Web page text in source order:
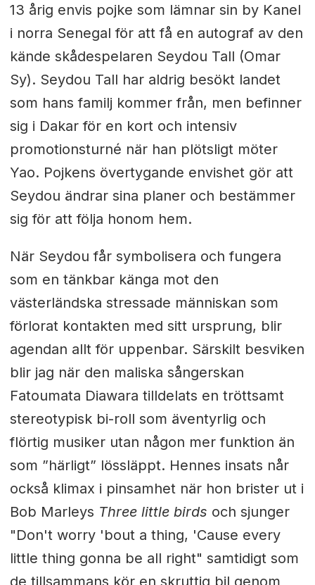
13 årig envis pojke som lämnar sin by Kanel
i norra Senegal för att få en autograf av den
kände skådespelaren Seydou Tall (Omar
Sy). Seydou Tall har aldrig besökt landet
som hans familj kommer från, men befinner
sig i Dakar för en kort och intensiv
promotionsturné när han plötsligt möter
Yao. Pojkens övertygande envishet gör att
Seydou ändrar sina planer och bestämmer
sig för att följa honom hem.
När Seydou får symbolisera och fungera
som en tänkbar känga mot den
västerländska stressade människan som
förlorat kontakten med sitt ursprung, blir
agendan allt för uppenbar. Särskilt besviken
blir jag när den maliska sångerskan
Fatoumata Diawara tilldelats en tröttsamt
stereotypisk bi-roll som äventyrlig och
flörtig musiker utan någon mer funktion än
som ”härligt” lössläppt. Hennes insats når
också klimax i pinsamhet när hon brister ut i
Bob Marleys Three little birds och sjunger
"Don't worry 'bout a thing, 'Cause every
little thing gonna be all right" samtidigt som
de tillsammans kör en skruttig bil genom